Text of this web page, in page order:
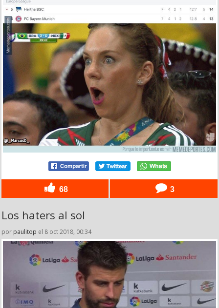
68 3
Los haters al sol
por paulitop el 8 oct 2018, 00:34